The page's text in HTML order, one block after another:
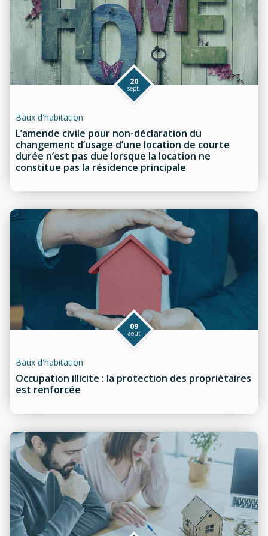
L’amende civile pour non-déclaration du
changement d’usage d’une location de courte
durée n’est pas due lorsque la location ne
constitue pas la résidence principale
20
sept.
Baux d'habitation
Occupation illicite : la protection des propriétaires
est renforcée
09
août
Baux d'habitation